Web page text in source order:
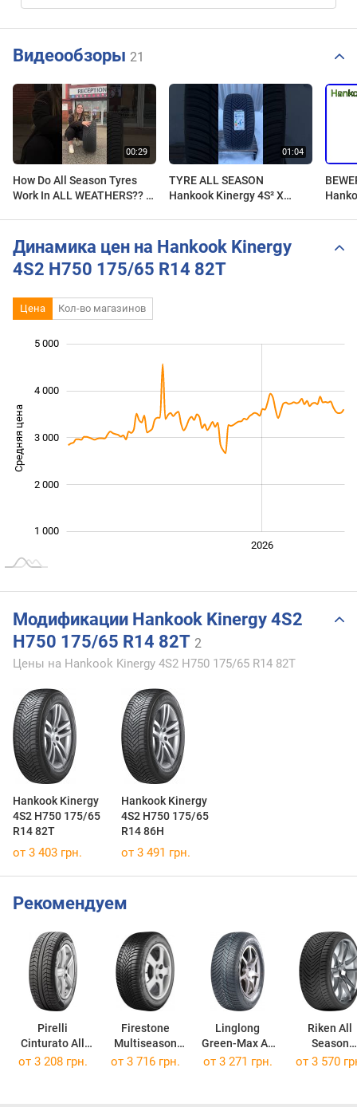
Видеообзоры 21
How Do All Season Tyres
Work In ALL WEATHERS?? |
TYRE ALL SEASON
Hankook Kinergy 4S² X
Динамика цен на Hankook Kinergy
4S2 H750 175/65 R14 82T
Цена Кол-во магазинов
Средняя цена 1 500
1 000
2 000
3 000
4 000
5 000
2026
Модификации Hankook Kinergy 4S2
H750 175/65 R14 82T 2
Цены на Hankook Kinergy 4S2 H750 175/65 R14 82T
Hankook Kinergy
4S2 H750 175/65
R14 82T
Hankook Kinergy
4S2 H750 175/65
R14 86H
от 3 403 грн. от 3 491 грн.
Рекомендуем
Pirelli
Cinturato All
Season Plus
Firestone
Multiseason
Gen02
Linglong
Green-Max All
Season
Riken All
Season
175/65 R14
от 3 208 грн. от 3 716 грн. от 3 271 грн. от 3 570